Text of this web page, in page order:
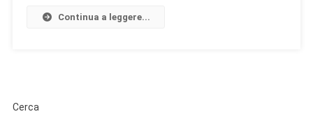
Continua a leggere...
Cerca